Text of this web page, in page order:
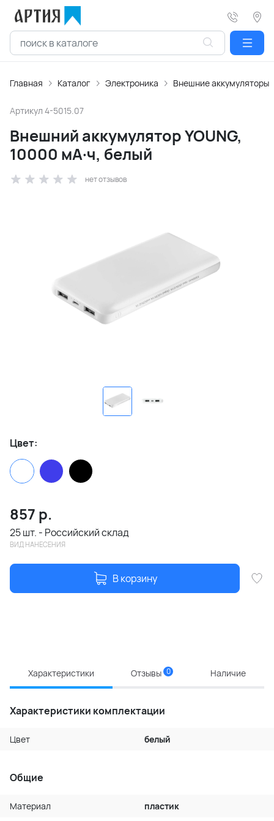
Главная Каталог Электроника Внешние аккумуляторы
Артикул 4-5015.07
Внешний аккумулятор YOUNG,
10000 мА·ч, белый
нет отзывов
Цвет:
857 р.
25 шт. - Российский склад
ВИД НАНЕСЕНИЯ
В корзину
Характеристики Отзывы 0 Наличие
Характеристики комплектации
Цвет белый
Общие
Материал
пластик